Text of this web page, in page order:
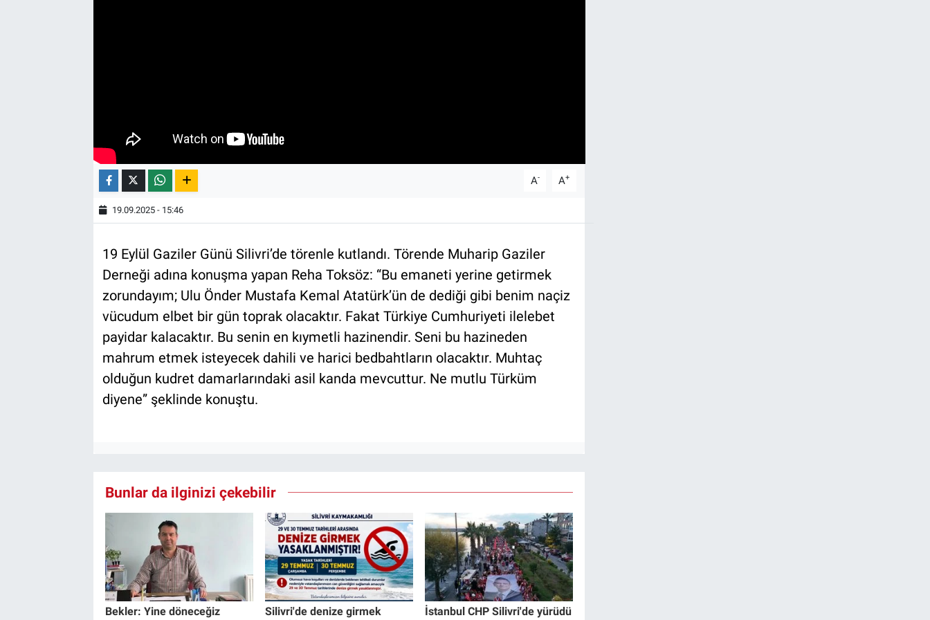
A- A+
19.09.2025 - 15:46
19 Eylül Gaziler Günü Silivri’de törenle kutlandı. Törende Muharip Gaziler
Derneği adına konuşma yapan Reha Toksöz: “Bu emaneti yerine getirmek
zorundayım; Ulu Önder Mustafa Kemal Atatürk’ün de dediği gibi benim naçiz
vücudum elbet bir gün toprak olacaktır. Fakat Türkiye Cumhuriyeti ilelebet
payidar kalacaktır. Bu senin en kıymetli hazinendir. Seni bu hazineden
mahrum etmek isteyecek dahili ve harici bedbahtların olacaktır. Muhtaç
olduğun kudret damarlarındaki asil kanda mevcuttur. Ne mutlu Türküm
diyene” şeklinde konuştu.
Bunlar da ilginizi çekebilir
Bekler: Yine döneceğiz
Silivri'de denize girmek
İstanbul CHP Silivri'de yürüdü